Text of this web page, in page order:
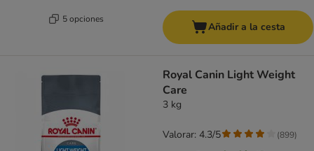
5 opciones
Añadir a la cesta
Royal Canin Light Weight
Care
3 kg
Valorar: 4.3/5 (899)